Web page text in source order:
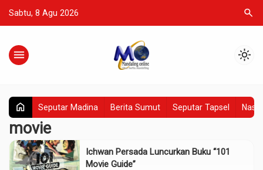
Sabtu, 8 Agu 2026 search
menu light_mode
home Seputar Madina Berita Sumut Seputar Tapsel
movie
Ichwan Persada Luncurkan Buku “101
Movie Guide”